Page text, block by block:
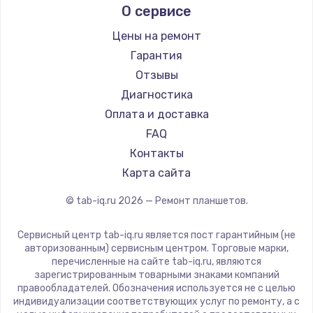
Microsoft
BlackView
Amazon
Aquarius
Philips
Dell
HP
Getac
ZTE
CHUWI
О сервисе
Цены на ремонт
Гарантия
Отзывы
Диагностика
Оплата и доставка
FAQ
Контакты
Карта сайта
© tab-iq.ru 2026 — Ремонт планшетов.
Сервисный центр tab-iq.ru является пост гарантийным (не
авторизованным) сервисным центром. Торговые марки,
перечисленные на сайте tab-iq.ru, являются
зарегистрированным товарными знаками компаний
правообладателей. Обозначения используется не с целью
индивидуализации соответствующих услуг по ремонту, а с